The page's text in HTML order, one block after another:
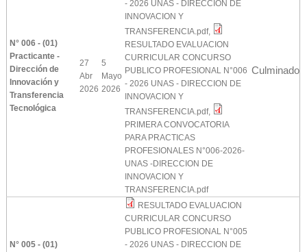
N° 006 - (01)
Practicante -
Dirección de
Innovación y
Transferencia
Tecnológica
27
Abr
2026
5
Mayo
2026
- 2026 UNAS - DIRECCION DE
INNOVACION Y
TRANSFERENCIA.pdf,
RESULTADO EVALUACION
CURRICULAR CONCURSO
PUBLICO PROFESIONAL N°006
- 2026 UNAS - DIRECCION DE
INNOVACION Y
TRANSFERENCIA.pdf,
PRIMERA CONVOCATORIA
PARA PRACTICAS
PROFESIONALES N°006-2026-
UNAS -DIRECCION DE
INNOVACION Y
TRANSFERENCIA.pdf
Culminado
N° 005 - (01)
RESULTADO EVALUACION
CURRICULAR CONCURSO
PUBLICO PROFESIONAL N°005
- 2026 UNAS - DIRECCION DE